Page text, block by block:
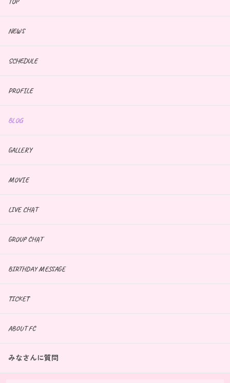
NEWS
SCHEDULE
PROFILE
BLOG
GALLERY
MOVIE
LIVE CHAT
GROUP CHAT
BIRTHDAY MESSAGE
TICKET
ABOUT FC
みなさんに質問